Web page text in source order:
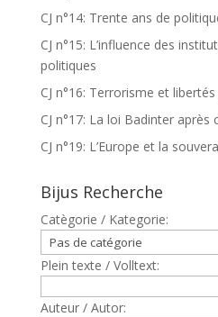
CJ n°14: Trente ans de
CJ n°15: L’influence des
politiques
CJ n°16: Terrorisme et
CJ n°17: La loi Badinter après
CJ n°19: L’Europe et la
Bijus Recherche
Catègorie / Kategorie:
Plein texte / Volltext:
Auteur / Autor: